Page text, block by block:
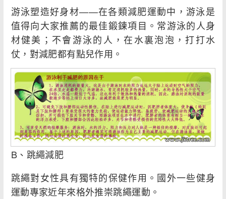
游泳塑造好身材——在各類減肥運動中，游泳是
值得向大家推薦的最佳鍛鍊項目。常游泳的人身
材健美；不會游泳的人，在水裏泡泡，打打水
仗，對減肥都有點兒作用。
B、跳繩減肥
跳繩對女性具有獨特的保健作用。國外一些健身
運動專家近年來格外推崇跳繩運動。